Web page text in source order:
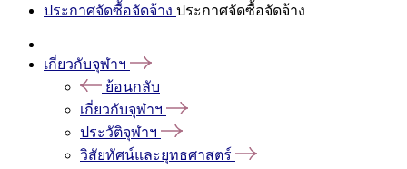
ประกาศจัดซื้อจัดจ้าง ประกาศจัดซื้อจัดจ้าง
เกี่ยวกับจุฬาฯ
ย้อนกลับ
เกี่ยวกับจุฬาฯ
ประวัติจุฬาฯ
วิสัยทัศน์และยุทธศาสตร์